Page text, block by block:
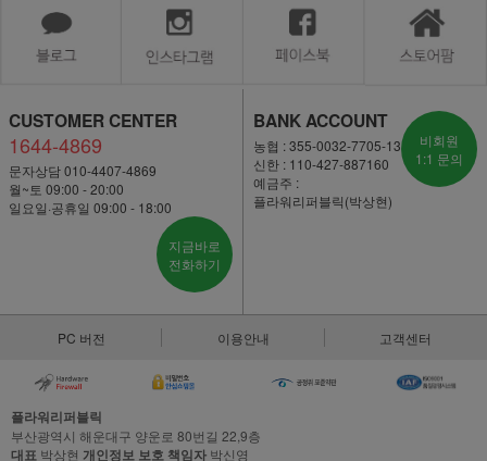
CUSTOMER CENTER
1644-4869
문자상담 010-4407-4869
월~토 09:00 - 20:00
일요일·공휴일 09:00 - 18:00
지금바로
전화하기
BANK ACCOUNT
농협 : 355-0032-7705-13
신한 : 110-427-887160
예금주 :
플라워리퍼블릭(박상현)
비회원
1:1 문의
PC 버전 이용안내 고객센터
플라워리퍼블릭
부산광역시 해운대구 양운로 80번길 22,9층
대표 박상현 개인정보 보호 책임자 박신영